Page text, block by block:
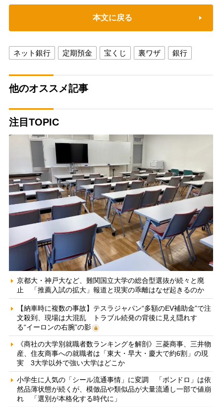
本文に戻る
ネット銀行 定期預金 宝くじ 裏ワザ 銀行
他のオススメ記事
注目TOPIC
京都大・神戸大など、難関国立大学の総合型選抜が続々と廃
止 「推薦入試の拡大」報道と現実の乖離はなぜ起きるのか
【納車時に複数の事故】テスラジャパン“多額のEV補助金”で注
文殺到、現場は大混乱 トラブル続発の背後に見え隠れす
る“イーロンの右腕”の影
《商社の大学別就職者数ランキングを解剖》三菱商事、三井物
産、住友商事への就職者は「東大・早大・慶大で約6割」の現
実 3大学以外で強い大学はどこか
小学生に人気の「シール流通事情」に変調 「ボンドロ」は依
然品薄状態が続くが、模倣品や類似品が大量流通し一部で値崩
れ 「選別が本格化する時代に」